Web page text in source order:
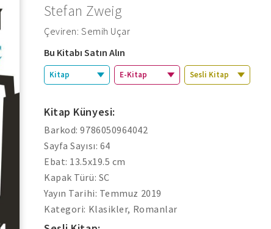
Stefan Zweig
Çeviren: Semih Uçar
Bu Kitabı Satın Alın
Kitap E-Kitap Sesli Kitap
Kitap Künyesi:
Barkod: 9786050964042
Sayfa Sayısı: 64
Ebat: 13.5x19.5 cm
Kapak Türü: SC
Yayın Tarihi: Temmuz 2019
Kategori: Klasikler, Romanlar